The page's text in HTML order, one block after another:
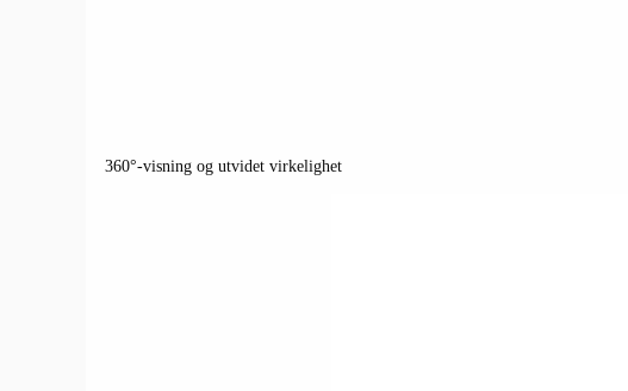
360°-visning og utvidet virkelighet